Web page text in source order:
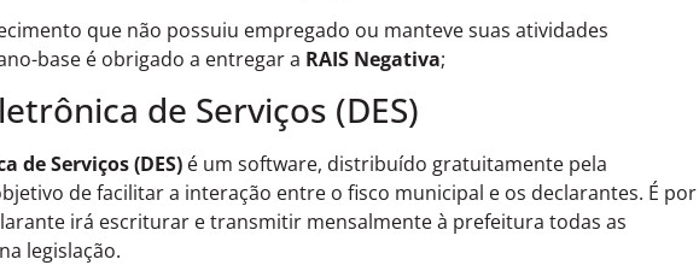
que não possuiu empregado ou manteve suas atividades
base é obrigado a entregar a RAIS Negativa;
de Serviços (DES)
de Serviços (DES) é um software, distribuído gratuitamente pela
de facilitar a interação entre o fisco municipal e os declarantes. É por
irá escriturar e transmitir mensalmente à prefeitura todas as
legislação.